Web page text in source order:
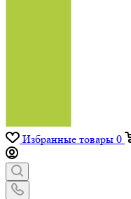
Избранные товары 0